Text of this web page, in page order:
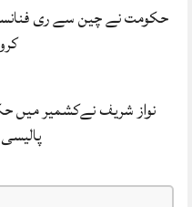
نواز شریف نےکشمیر میں